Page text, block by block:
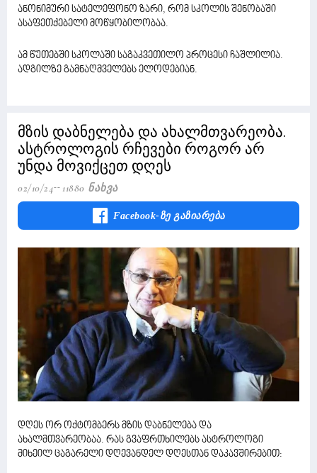
ანონიმური სატელეფონო ზარი, რომ სკოლის შენობაში
ასაფეთქებელი მოწყობილობაა.
ამ წუთებში სკოლაში საგაკვეთილო პროცესი ჩაშლილია.
ადგილზე გამნაღმველებს ელოდებიან.
მზის დაბნელება და ახალმთვარეობა.
ასტროლოგის რჩევები როგორ არ
უნდა მოვიქცეთ დღეს
02/10/24 11880 Ნახვა
Facebook-Ზე Გაზიარება
დღეს ორ ოქტომბერს მზის დაბნელება და
ახალმთვარეობაა. რას გვაფრთხილებს ასტროლოგი
მიხეილ ცაგარელი დღევანდელ დღესთან დაკავშირებით: